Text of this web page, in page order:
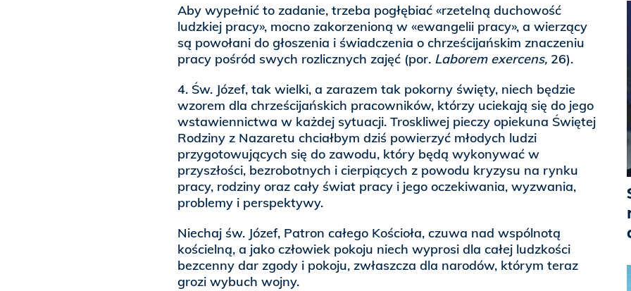
Aby wypełnić to zadanie, trzeba pogłębiać «rzetelną duchowość
ludzkiej pracy», mocno zakorzenioną w «ewangelii pracy», a wierzący
są powołani do głoszenia i świadczenia o chrześcijańskim znaczeniu
pracy pośród swych rozlicznych zajęć (por. Laborem exercens, 26).
4. Św. Józef, tak wielki, a zarazem tak pokorny święty, niech będzie
wzorem dla chrześcijańskich pracowników, którzy uciekają się do jego
wstawiennictwa w każdej sytuacji. Troskliwej pieczy opiekuna Świętej
Rodziny z Nazaretu chciałbym dziś powierzyć młodych ludzi
przygotowujących się do zawodu, który będą wykonywać w
przyszłości, bezrobotnych i cierpiących z powodu kryzysu na rynku
pracy, rodziny oraz cały świat pracy i jego oczekiwania, wyzwania,
problemy i perspektywy.
Niechaj św. Józef, Patron całego Kościoła, czuwa nad wspólnotą
kościelną, a jako człowiek pokoju niech wyprosi dla całej ludzkości
bezcenny dar zgody i pokoju, zwłaszcza dla narodów, którym teraz
grozi wybuch wojny.